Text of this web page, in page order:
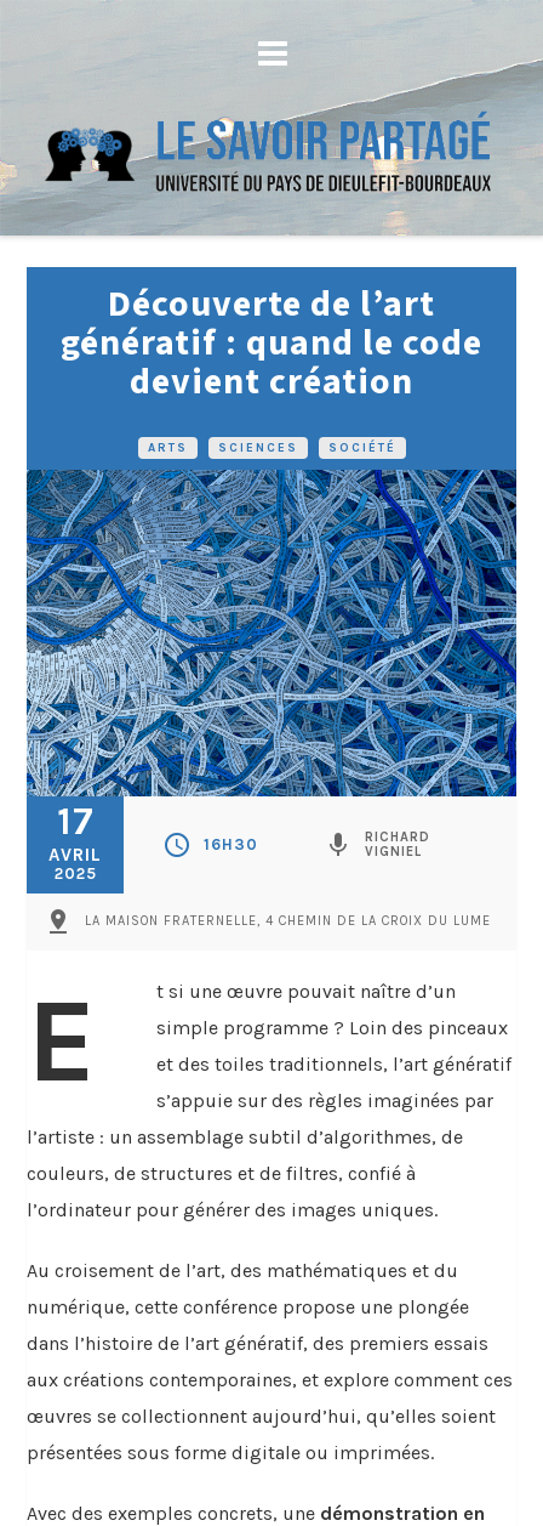
ARTS SCIENCES SOCIÉTÉ
Découverte de l’art
génératif : quand le code
devient création
17
AVRIL
2025
schedule 16H30 mic
RICHARD
VIGNIEL
pin_drop LA MAISON FRATERNELLE, 4 CHEMIN DE LA CROIX DU LUME
E
t si une œuvre pouvait naître d’un
simple programme ? Loin des pinceaux
et des toiles traditionnels, l’art génératif
s’appuie sur des règles imaginées par
l’artiste : un assemblage subtil d’algorithmes, de
couleurs, de structures et de filtres, confié à
l’ordinateur pour générer des images uniques.
Au croisement de l’art, des mathématiques et du
numérique, cette conférence propose une plongée
dans l’histoire de l’art génératif, des premiers essais
aux créations contemporaines, et explore comment ces
œuvres se collectionnent aujourd’hui, qu’elles soient
présentées sous forme digitale ou imprimées.
Avec des exemples concrets, une démonstration en